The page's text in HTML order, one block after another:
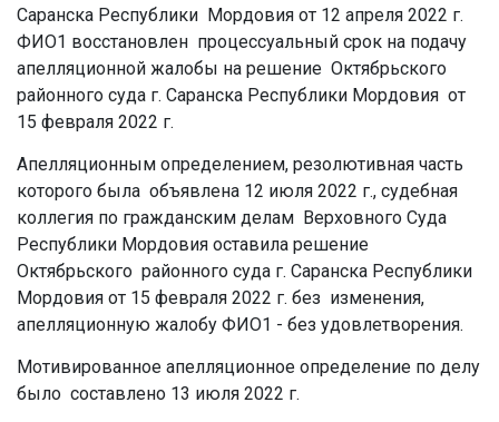
Саранска Республики Мордовия от 12 апреля 2022 г.
ФИО1 восстановлен процессуальный срок на подачу
апелляционной жалобы на решение Октябрьского
районного суда г. Саранска Республики Мордовия от
15 февраля 2022 г.
Апелляционным определением, резолютивная часть
которого была объявлена 12 июля 2022 г., судебная
коллегия по гражданским делам Верховного Суда
Республики Мордовия оставила решение
Октябрьского районного суда г. Саранска Республики
Мордовия от 15 февраля 2022 г. без изменения,
апелляционную жалобу ФИО1 - без удовлетворения.
Мотивированное апелляционное определение по делу
было составлено 13 июля 2022 г.